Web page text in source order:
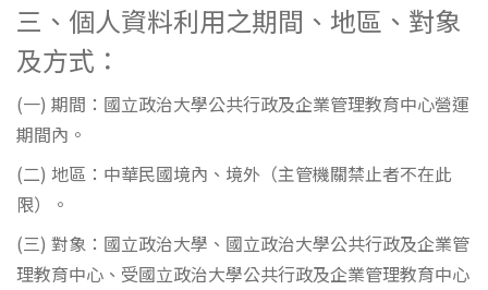
三、個人資料利用之期間、地區、對象
及方式：
(一) 期間：國立政治大學公共行政及企業管理教育中心營運
期間內。
(二) 地區：中華民國境內、境外（主管機關禁止者不在此
限）。
(三) 對象：國立政治大學、國立政治大學公共行政及企業管
理教育中心、受國立政治大學公共行政及企業管理教育中心